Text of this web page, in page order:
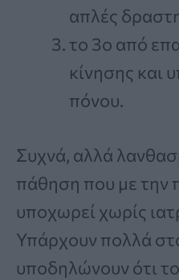
απλές
το 3ο από
κίνησης και
πόνου.
Συχνά, αλλά
πάθηση που με την
υποχωρεί χωρίς
Υπάρχουν πολλά
υποδηλώνουν ότι